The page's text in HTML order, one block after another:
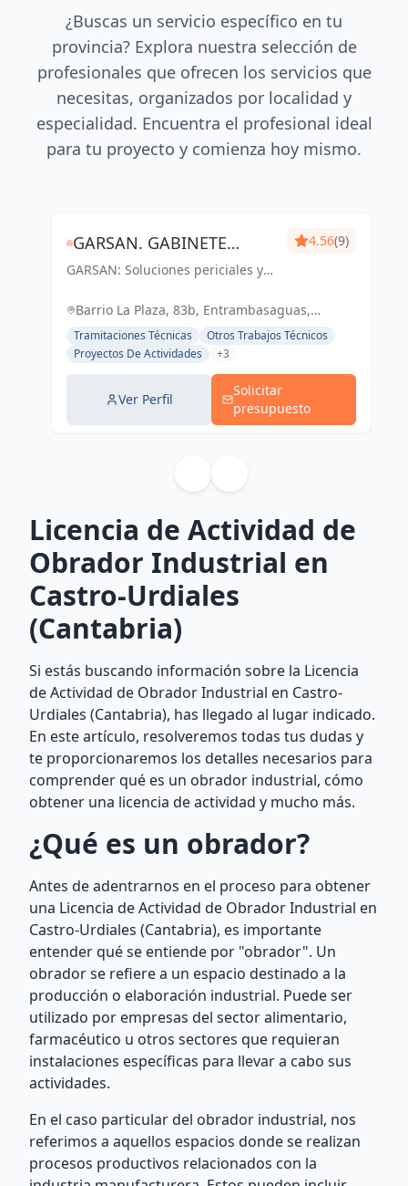
¿Buscas un servicio específico en tu
provincia? Explora nuestra selección de
profesionales que ofrecen los servicios que
necesitas, organizados por localidad y
especialidad. Encuentra el profesional ideal
para tu proyecto y comienza hoy mismo.
GARSAN. GABINETE
PERICIAL, GESTIÓN DE
PROYECTOS Y OBRAS.
GARSAN: Soluciones periciales y
excelencia y compromiso en
éxito.
4.56(9)
Barrio La Plaza, 83b, Entrambasaguas,
Cantabria, España, España
Tramitaciones Técnicas
Otros Trabajos Técnicos
Proyectos De Actividades
+3
Ver Perfil
Solicitar
presupuesto
Licencia de Actividad de
Obrador Industrial en
Castro-Urdiales
(Cantabria)
Si estás buscando información sobre la Licencia
de Actividad de Obrador Industrial en Castro-
Urdiales (Cantabria), has llegado al lugar indicado.
En este artículo, resolveremos todas tus dudas y
te proporcionaremos los detalles necesarios para
comprender qué es un obrador industrial, cómo
obtener una licencia de actividad y mucho más.
¿Qué es un obrador?
Antes de adentrarnos en el proceso para obtener
una Licencia de Actividad de Obrador Industrial en
Castro-Urdiales (Cantabria), es importante
entender qué se entiende por "obrador". Un
obrador se refiere a un espacio destinado a la
producción o elaboración industrial. Puede ser
utilizado por empresas del sector alimentario,
farmacéutico u otros sectores que requieran
instalaciones específicas para llevar a cabo sus
actividades.
En el caso particular del obrador industrial, nos
referimos a aquellos espacios donde se realizan
procesos productivos relacionados con la